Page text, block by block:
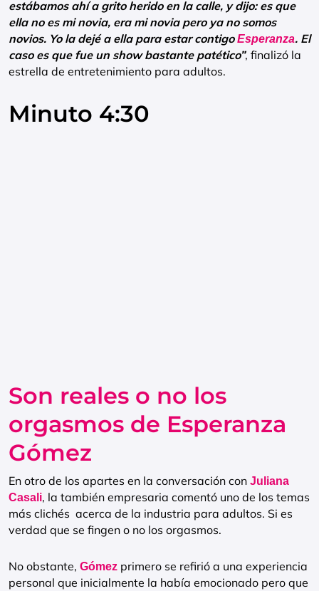
estábamos ahí a grito herido en la calle, y dijo: es que
ella no es mi novia, era mi novia pero ya no somos
novios. Yo la dejé a ella para estar contigoEsperanza. El
caso es que fue un show bastante patético”, finalizó la
estrella de entretenimiento para adultos.
Minuto 4:30
Son reales o no los
orgasmos de Esperanza
Gómez
En otro de los apartes en la conversación con Juliana
Casali, la también empresaria comentó uno de los temas
más clichés acerca de la industria para adultos. Si es
verdad que se fingen o no los orgasmos.
No obstante, Gómez primero se refirió a una experiencia
personal que inicialmente la había emocionado pero que